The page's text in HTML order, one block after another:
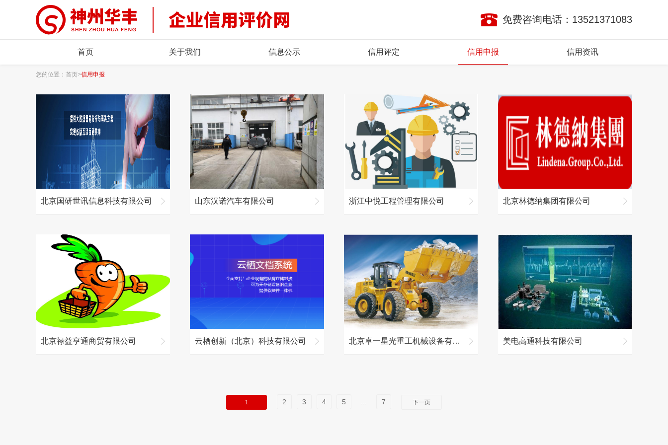
免费咨询电话：13521371083
首页 关于我们 信息公示 信用评定 信用申报 信用资讯
您的位置： 首页>信用申报
北京国研世讯信息科技有限公司 山东汉诺汽车有限公司 浙江中悦工程管理有限公司 北京林德纳集团有限公司
北京禄益亨通商贸有限公司 云栖创新（北京）科技有限公司 北京卓一星光重工机械设备有限公司 美电高通科技有限公司
1 2 3 4 5 7 下一页